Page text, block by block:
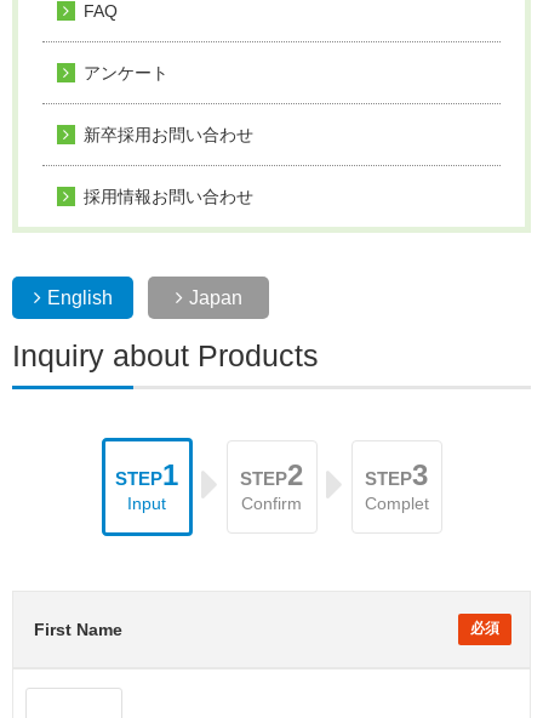
FAQ
アンケート
新卒採用お問い合わせ
採用情報お問い合わせ
English Japan
Inquiry about Products
STEP1
Input
STEP2
Confirm
STEP3
Complet
First Name